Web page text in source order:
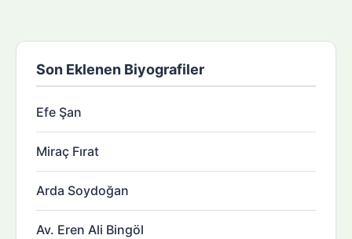
Son Eklenen Biyografiler
Efe Şan
Miraç Fırat
Arda Soydoğan
Av. Eren Ali Bingöl